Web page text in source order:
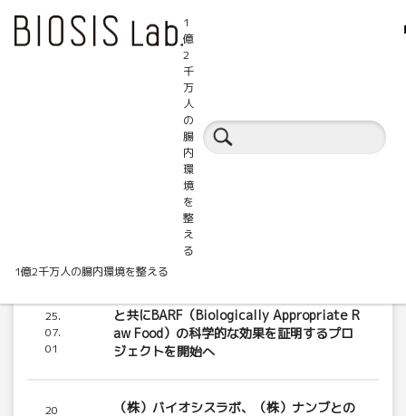
1
億
2
千
万
人
の
腸
内
環
境
を
整
え
る
1億2千万人の腸内環境を整える
BIOSIS.Labからのお知らせ
25.
07.
01
と共にBARF（Biologically Appropriate R
aw Food）の科学的な効果を証明するプロ
ジェクトを開始へ
20
（株）バイオシスラボ、（株）ナンブとの